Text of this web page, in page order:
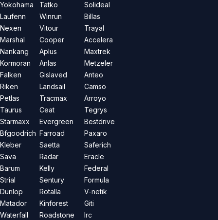
Yokohama
Laufenn
Nexen
Marshal
Nankang
Kormoran
Falken
Riken
Petlas
Taurus
Starmaxx
Bfgoodrich
Kleber
Sava
Barum
Strial
Dunlop
Matador
Waterfall
Tatko
Winrun
Vitour
Cooper
Aplus
Anlas
Gislaved
Landsail
Tracmax
Ceat
Evergreen
Farroad
Saetta
Radar
Kelly
Sentury
Rotalla
Kinforest
Roadstone
Solideal
Billas
Trayal
Accelera
Maxtrek
Metzeler
Anteo
Camso
Arroyo
Tegrys
Bestdrive
Paxaro
Saferich
Eracle
Federal
Formula
V-netik
Giti
Irc